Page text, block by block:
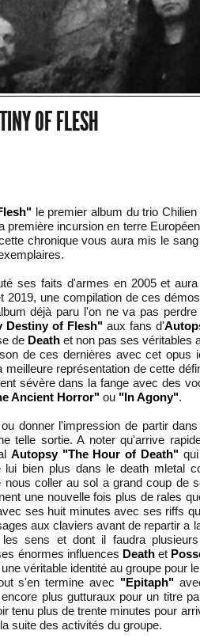
OF FLESH
le premier album du trio Chilien
incursion en terre
chronique vous aura mis le
ses faits d'armes en 2005 et
une compilation de ces
déjà paru l'on ne va pas
Destiny of Flesh" aux fans d'
de Death et non pas ses véritables
de ces dernières avec cet opus
représentation de cette
sévère dans la fange avec des
Ancient Horror" ou "In Agony".
donner l'impression de partir
telle sortie. A noter qu'arrive
Autopsy "The Hour of Death"qui
bien plus dans le death mletal
coller au sol a grand coup de
une nouvelle fois plus de rales
ses huit minutes avec ses riffs
aux claviers avant de repartir a
sens et dont il faudra
énormes influences Deathet
véritable identité au groupe pour
s'en termine avec "Epitaph"
plus gutturaux pour un titre
tenu plus de trente minutes pour
suite des activités du groupe.